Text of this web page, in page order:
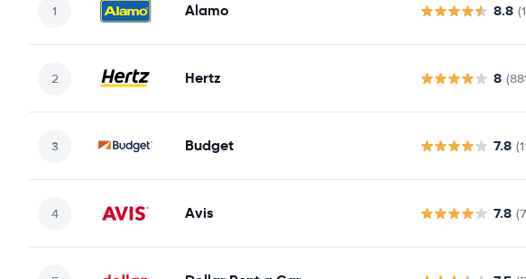
Alamo 8.8
Hertz 8
Budget 7.8
Avis 7.8